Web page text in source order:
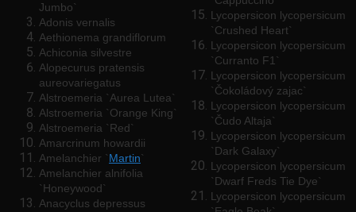
Jumbo`
Adonis vernalis
Aethionema grandiflorum
Achiconia silvestre
Alopecurus pratensis
aureovariegatus
Alstroemeria `Aurea Lutea`
Alstroemeria `Orange King`
Alstroemeria `Red`
Amarcrinum howardii
Amelanchier `Martin`
Amelanchier alnifolia
`Honeywood`
Anacyclus depressus
Lycopersicon lycopersicum
`Crushed Heart`
Lycopersicon lycopersicum
`Curranto F1`
Lycopersicon lycopersicum
`Čokoládový zajac`
Lycopersicon lycopersicum
`Čudo Altaja`
Lycopersicon lycopersicum
`Dark Galaxy`
Lycopersicon lycopersicum
`Dwarf Freds Tie Dye`
Lycopersicon lycopersicum